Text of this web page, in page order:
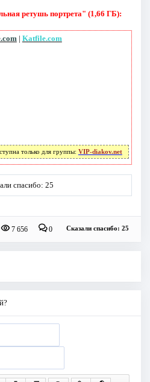
ретушь портрета" (1,66 ГБ):
| Katfile.com
только для группы: VIP-diakov.net
спасибо: 25
7 656 0 Сказали спасибо: 25